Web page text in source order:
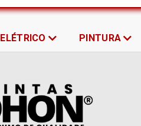
ELÉTRICO PINTURA